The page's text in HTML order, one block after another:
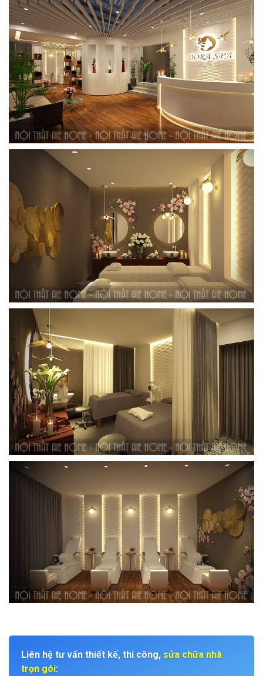
Liên hệ tư vấn thiết kế, thi công, sửa chữa nhà
trọn gói: